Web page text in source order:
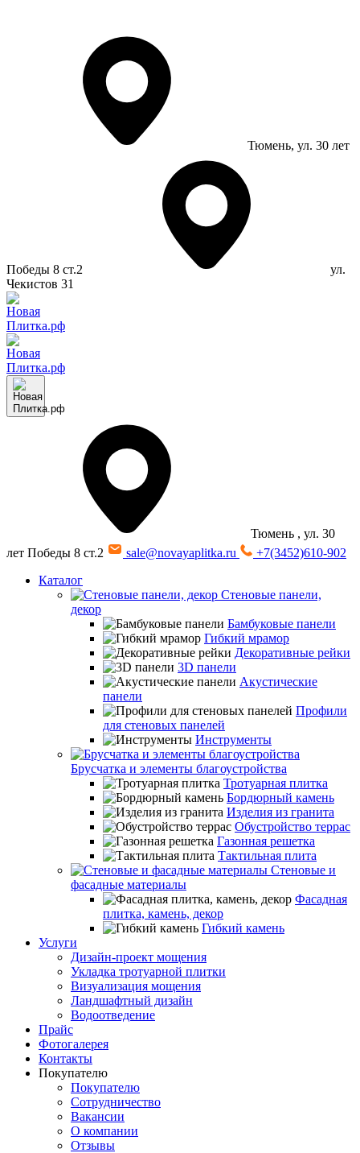
Тюмень, ул. 30 лет
Победы 8 ст.2
ул.
Чекистов 31
Тюмень , ул. 30
лет Победы 8 ст.2
sale@novayaplitka.ru
+7(3452)610-902
Каталог
Стеновые панели,
декор
Бамбуковые панели
Гибкий мрамор
Декоративные рейки
3D панели
Акустические
панели
Профили
для стеновых панелей
Инструменты
Брусчатка и элементы благоустройства
Тротуарная плитка
Бордюрный камень
Изделия из гранита
Обустройство террас
Газонная решетка
Тактильная плита
Стеновые и
фасадные материалы
Фасадная
плитка, камень, декор
Гибкий камень
Услуги
Дизайн-проект мощения
Укладка тротуарной плитки
Визуализация мощения
Ландшафтный дизайн
Водоотведение
Прайс
Фотогалерея
Контакты
Покупателю
Покупателю
Сотрудничество
Вакансии
О компании
Отзывы